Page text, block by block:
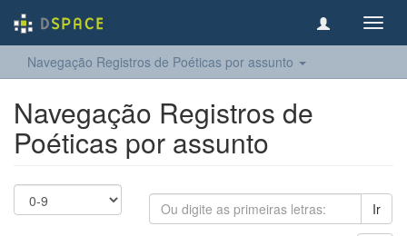
Navegação Registros de Poéticas por assunto
Navegação Registros de
Poéticas por assunto
Ir